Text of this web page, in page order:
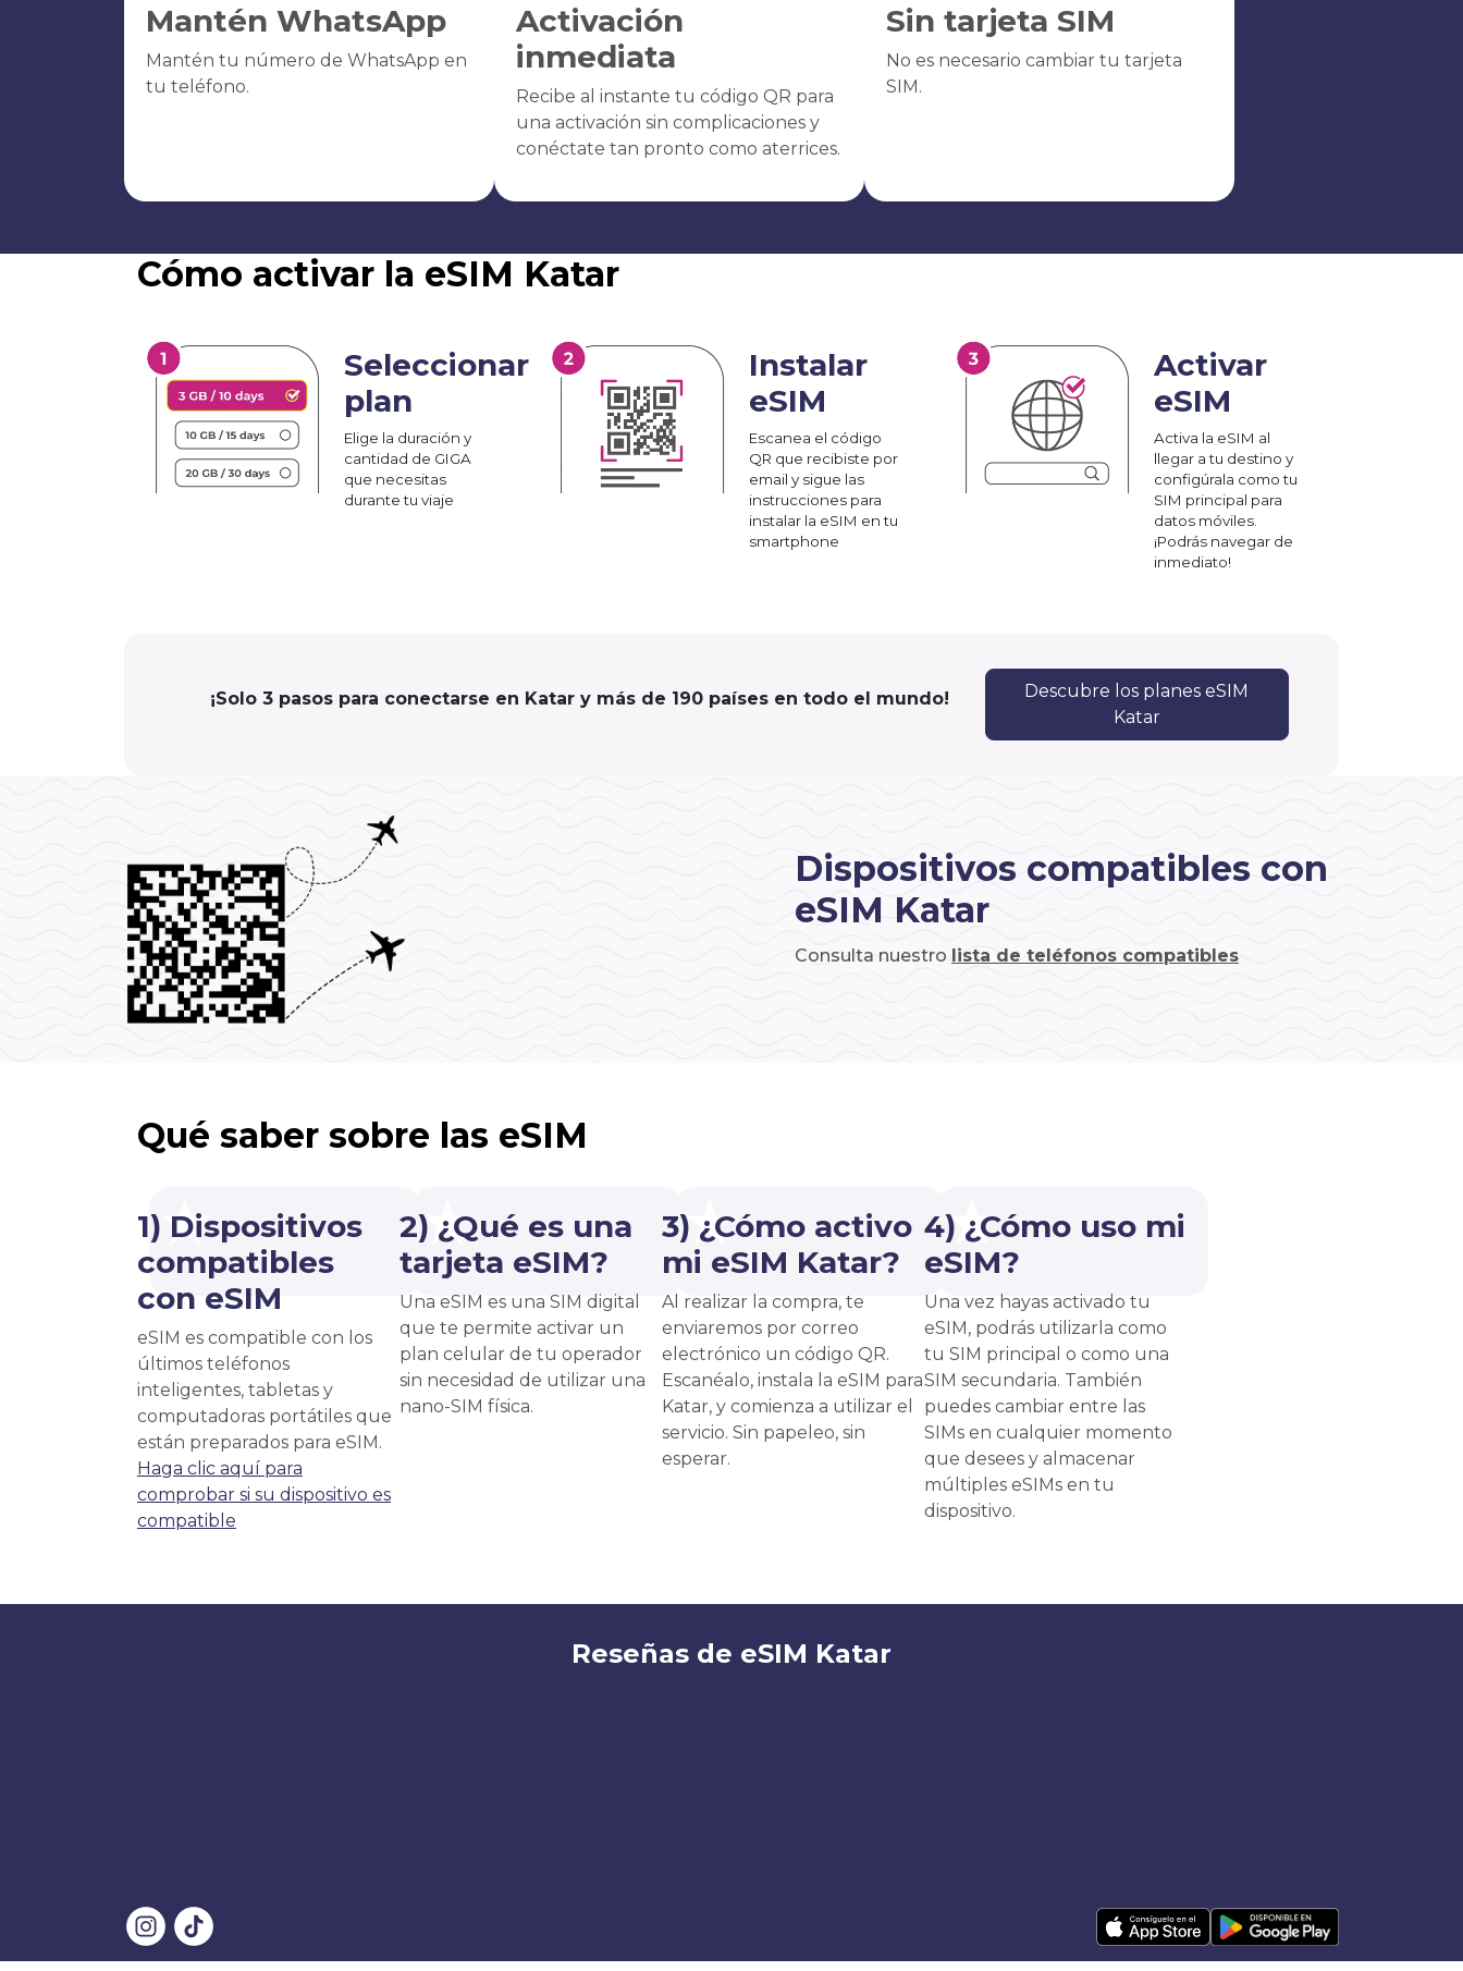
Mantén WhatsApp
Mantén tu número de WhatsApp en
tu teléfono.
Activación
inmediata
Recibe al instante tu código QR para
una activación sin complicaciones y
conéctate tan pronto como aterrices.
Sin tarjeta SIM
No es necesario cambiar tu tarjeta
SIM.
Cómo activar la eSIM Katar
Seleccionar
plan
Elige la duración y
cantidad de GIGA
que necesitas
durante tu viaje
Instalar
eSIM
Escanea el código
QR que recibiste por
email y sigue las
instrucciones para
instalar la eSIM en tu
smartphone
Activar
eSIM
Activa la eSIM al
llegar a tu destino y
configúrala como tu
SIM principal para
datos móviles.
¡Podrás navegar de
inmediato!
¡Solo 3 pasos para conectarse en Katar y más de 190 países en todo el mundo!
Descubre los planes eSIM
Katar
Dispositivos compatibles con
eSIM Katar
Consulta nuestro lista de teléfonos compatibles
Qué saber sobre las eSIM
1) Dispositivos
compatibles
con eSIM
eSIM es compatible con los
últimos teléfonos
inteligentes, tabletas y
computadoras portátiles que
están preparados para eSIM.
Haga clic aquí para
comprobar si su dispositivo es
compatible
2) ¿Qué es una
tarjeta eSIM?
Una eSIM es una SIM digital
que te permite activar un
plan celular de tu operador
sin necesidad de utilizar una
nano-SIM física.
3) ¿Cómo activo
mi eSIM Katar?
Al realizar la compra, te
enviaremos por correo
electrónico un código QR.
Escanéalo, instala la eSIM para
Katar, y comienza a utilizar el
servicio. Sin papeleo, sin
esperar.
4) ¿Cómo uso mi
eSIM?
Una vez hayas activado tu
eSIM, podrás utilizarla como
tu SIM principal o como una
SIM secundaria. También
puedes cambiar entre las
SIMs en cualquier momento
que desees y almacenar
múltiples eSIMs en tu
dispositivo.
Reseñas de eSIM Katar